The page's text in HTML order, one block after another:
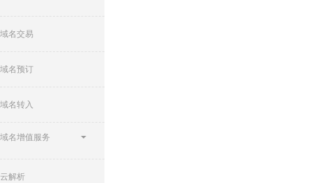
域名交易
域名预订
域名转入
域名增值服务
云解析